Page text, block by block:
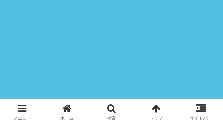
メニュー ホーム 検索 トップ サイドバー